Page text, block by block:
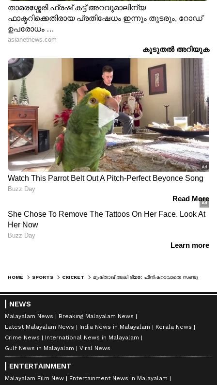
HOME SPORTS CRICKET
NEWS
Malayalam News
Breaking Malayalam News
Latest Malayalam News
India News in Malayalam
Kerala News
Crime News
International News in Malayalam
Gulf News in Malayalam
Viral News
ENTERTAINMENT
Malayalam Film New
Entertainment News in Malayalam